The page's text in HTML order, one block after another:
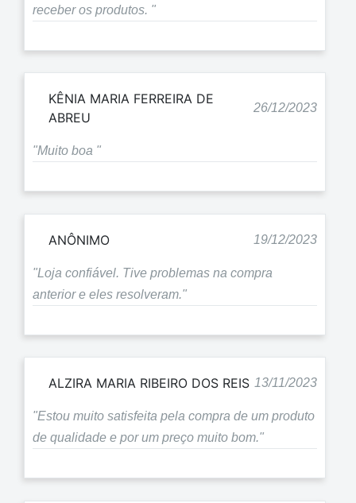
receber os produtos. "
KÊNIA MARIA FERREIRA DE
ABREU
26/12/2023
"Muito boa "
ANÔNIMO 19/12/2023
"Loja confiável. Tive problemas na compra
anterior e eles resolveram."
ALZIRA MARIA RIBEIRO DOS REIS 13/11/2023
"Estou muito satisfeita pela compra de um produto
de qualidade e por um preço muito bom."